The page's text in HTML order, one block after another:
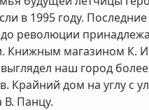
в 1995 году.
революции
Книжным магазином К.
наш город
Крайний дом на углу с
В. Панцу.